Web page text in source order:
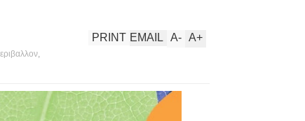
A+
A-
EMAIL
PRINT